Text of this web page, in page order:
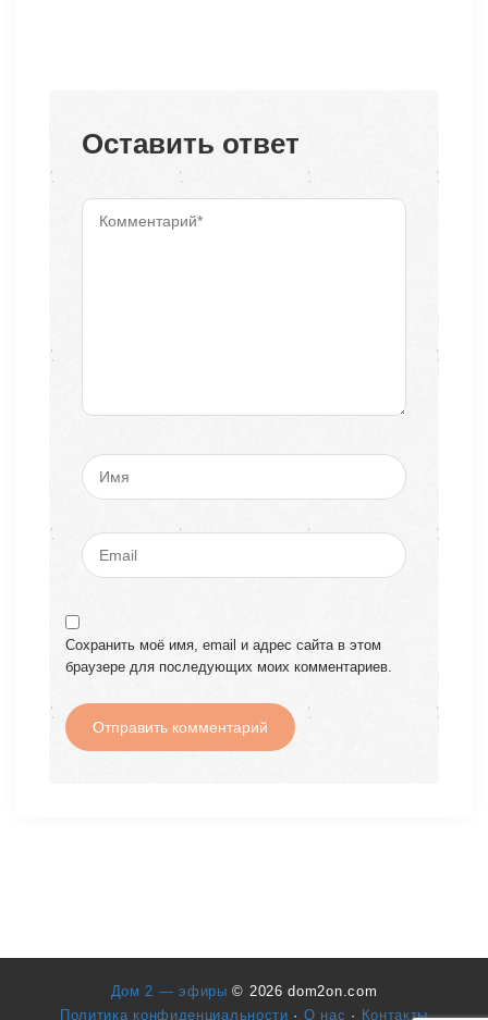
Оставить ответ
Сохранить моё имя, email и адрес сайта в этом
браузере для последующих моих комментариев.
Дом 2 — эфиры© 2026 dom2on.com
Политика конфиденциальности · О нас · Контакты